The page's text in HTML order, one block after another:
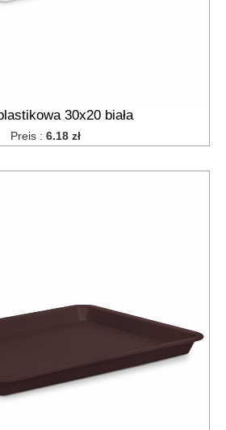
30x20 biała
Preis : 6.18 zł